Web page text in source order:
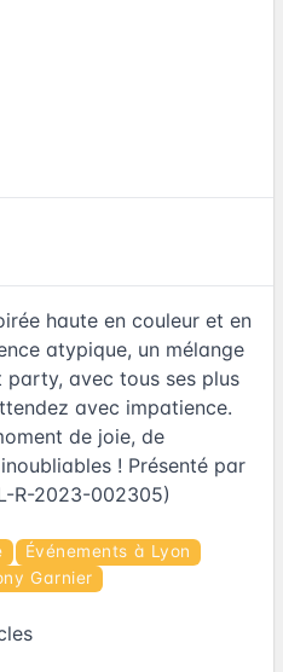
haute en couleur et en
atypique, un mélange
avec tous ses plus
avec impatience.
de joie, de
! Présenté par
R-2023-002305)
Événements à Lyon
Garnier